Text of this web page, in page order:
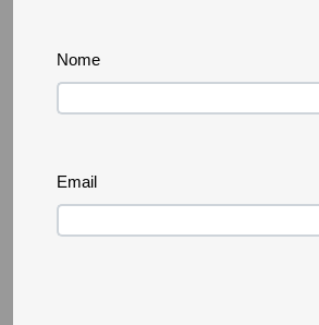
prejuízo da existência de uma
de dados pessoais por período
10.1 O Utilizador tem o
informado sobre o tratamento